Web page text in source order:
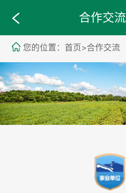
合作交流
您的位置：首页>合作交流